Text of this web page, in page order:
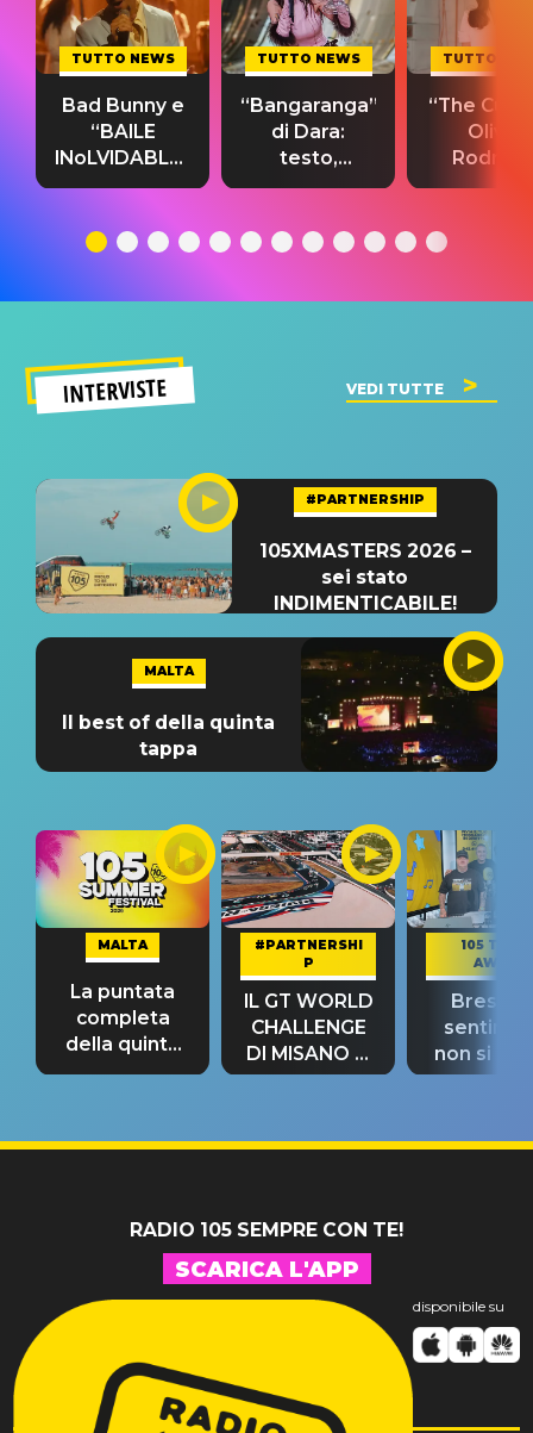
TUTTO NEWS
Bad Bunny e
“BAILE
INoLVIDABLE”:
testo,
significato
TUTTO NEWS
“Bangaranga”
di Dara:
testo,
traduzione e
del singolo
TUTTO
“The
Olivia
testo,
INTERVISTE VEDI TUTTE
#PARTNERSHIP
105XMASTERS 2026 –
sei stato
INDIMENTICABILE!
MALTA
Il best of della quinta
tappa
MALTA
La puntata
completa
della quinta
tappa
#PARTNERSHI
P
IL GT WORLD
CHALLENGE
DI MISANO si
riconferma
105 TAKE
AWAY
Bresh:
non si
fino alla
RADIO 105 SEMPRE CON TE!
SCARICA L'APP
disponibile su